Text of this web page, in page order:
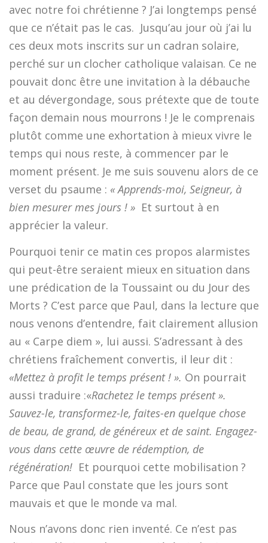
avec notre foi chrétienne ? J’ai longtemps pensé
que ce n’était pas le cas. Jusqu’au jour où j’ai lu
ces deux mots inscrits sur un cadran solaire,
perché sur un clocher catholique valaisan. Ce ne
pouvait donc être une invitation à la débauche
et au dévergondage, sous prétexte que de toute
façon demain nous mourrons ! Je le comprenais
plutôt comme une exhortation à mieux vivre le
temps qui nous reste, à commencer par le
moment présent. Je me suis souvenu alors de ce
verset du psaume : « Apprends-moi, Seigneur, à
bien mesurer mes jours ! » Et surtout à en
apprécier la valeur.
Pourquoi tenir ce matin ces propos alarmistes
qui peut-être seraient mieux en situation dans
une prédication de la Toussaint ou du Jour des
Morts ? C’est parce que Paul, dans la lecture que
nous venons d’entendre, fait clairement allusion
au « Carpe diem », lui aussi. S’adressant à des
chrétiens fraîchement convertis, il leur dit :
«Mettez à profit le temps présent ! ». On pourrait
aussi traduire :«Rachetez le temps présent ».
Sauvez-le, transformez-le, faites-en quelque chose
de beau, de grand, de généreux et de saint. Engagez-
vous dans cette œuvre de rédemption, de
régénération! Et pourquoi cette mobilisation ?
Parce que Paul constate que les jours sont
mauvais et que le monde va mal.
Nous n’avons donc rien inventé. Ce n’est pas